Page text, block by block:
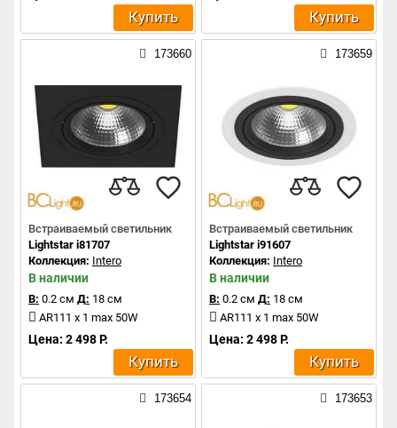
Купить Купить
173660
Встраиваемый светильник
Lightstar i81707
Коллекция: Intero
В наличии
В: 0.2 см Д: 18 см
AR111 x 1 max 50W
Цена: 2 498 Р.
Купить
173659
Встраиваемый светильник
Lightstar i91607
Коллекция: Intero
В наличии
В: 0.2 см Д: 18 см
AR111 x 1 max 50W
Цена: 2 498 Р.
Купить
173654 173653